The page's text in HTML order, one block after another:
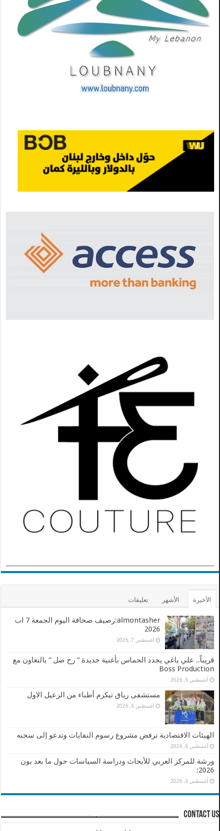
الأخيرة الأشهر تعليقات
almontasher:رصيف صحافة اليوم الجمعة 7 اب
2026
أغسطس 7, 2026
قريباً.. علي ياغي يجدد الحماس بأغنية جديدة ” رح ضل ” بالتعاون مع
Boss Production
أغسطس 6, 2026
مستشفى رياق تيكرم أطباء من الرعيل الاول
أغسطس 6, 2026
الهيئات الاقتصادية ترفض مشروع رسوم النفايات وتدعو إلى سحبه
أغسطس 6, 2026
ورشة للمركز العربي للأبحاث ودراسة السياسات حول ما بعد بون
2026:
أغسطس 6, 2026
contact us